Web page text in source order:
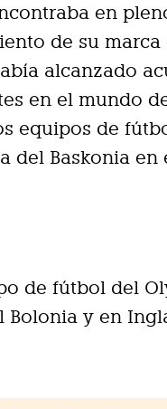
en
de su marca
alcanzado
en el mundo
equipos de
del Baskonia
de fútbol del
Bolonia y en